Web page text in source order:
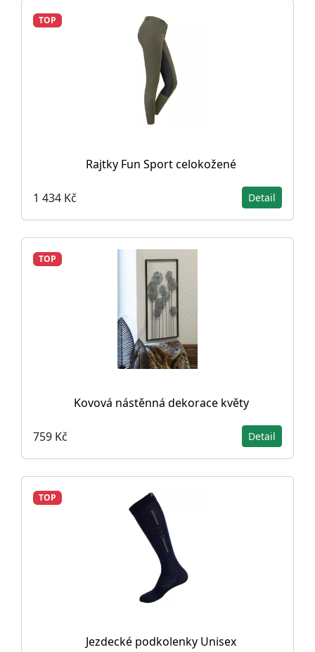
TOP
Rajtky Fun Sport celokožené
1 434 Kč Detail
TOP
Kovová nástěnná dekorace květy
759 Kč Detail
TOP
Jezdecké podkolenky Unisex